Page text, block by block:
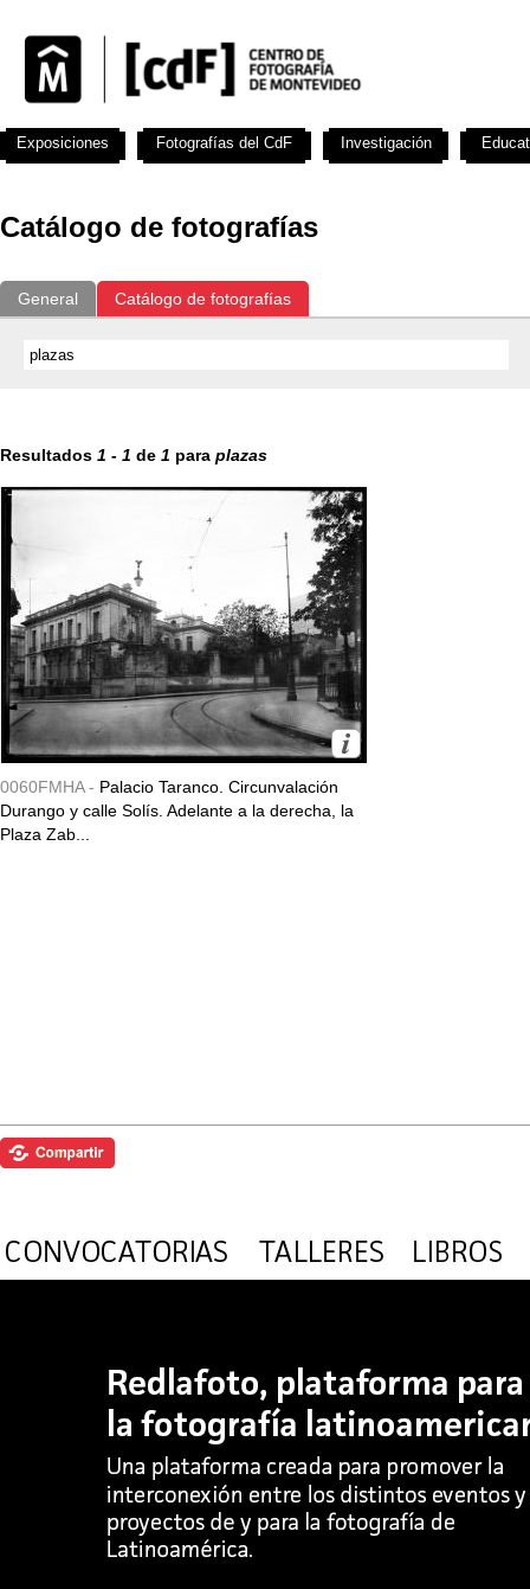
Catálogo de fotografías
General Catálogo de fotografías
Resultados 1 - 1 de 1 para plazas
0060FMHA - Palacio Taranco. Circunvalación
Durango y calle Solís. Adelante a la derecha, la
Plaza Zab...
Exposiciones Fotografías del CdF Investigación